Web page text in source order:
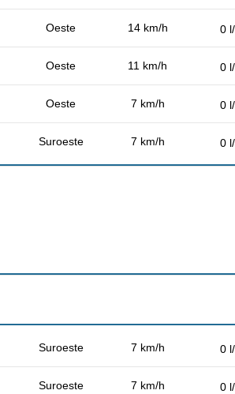
Oeste 14 km/h 0
Oeste 11 km/h 0
Oeste 7 km/h 0
Suroeste 7 km/h 0
Suroeste 7 km/h 0
Suroeste 7 km/h 0